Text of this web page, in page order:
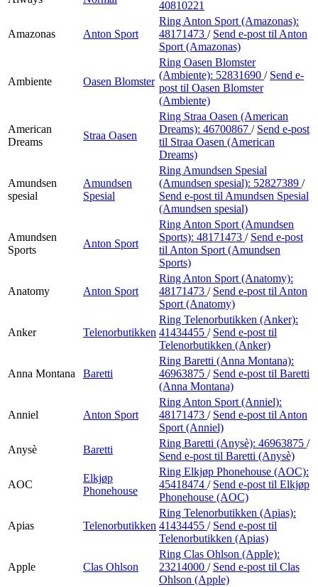
40810221
Amazonas Anton Sport
Ring Anton Sport (Amazonas):
48171473 / Send e-post til Anton
Sport (Amazonas)
Ambiente Oasen Blomster
Ring Oasen Blomster
(Ambiente): 52831690 / Send e-
post til Oasen Blomster
(Ambiente)
American
Dreams
Straa Oasen
Ring Straa Oasen (American
Dreams): 46700867 / Send e-post
til Straa Oasen (American
Dreams)
Amundsen
spesial
Amundsen
Spesial
Ring Amundsen Spesial
(Amundsen spesial): 52827389 /
Send e-post til Amundsen Spesial
(Amundsen spesial)
Amundsen
Sports
Anton Sport
Ring Anton Sport (Amundsen
Sports): 48171473 / Send e-post
til Anton Sport (Amundsen
Sports)
Anatomy Anton Sport
Ring Anton Sport (Anatomy):
48171473 / Send e-post til Anton
Sport (Anatomy)
Anker Telenorbutikken
Ring Telenorbutikken (Anker):
41434455 / Send e-post til
Telenorbutikken (Anker)
Anna Montana Baretti
Ring Baretti (Anna Montana):
46963875 / Send e-post til Baretti
(Anna Montana)
Anniel Anton Sport
Ring Anton Sport (Anniel):
48171473 / Send e-post til Anton
Sport (Anniel)
Anysè
Baretti
Ring Baretti (Anysè): 46963875 /
Send e-post til Baretti (Anysè)
AOC
Elkjøp
Phonehouse
Ring Elkjøp Phonehouse (AOC):
45418474 / Send e-post til Elkjøp
Phonehouse (AOC)
Apias Telenorbutikken
Ring Telenorbutikken (Apias):
41434455 / Send e-post til
Telenorbutikken (Apias)
Apple Clas Ohlson
Ring Clas Ohlson (Apple):
23214000 / Send e-post til Clas
Ohlson (Apple)